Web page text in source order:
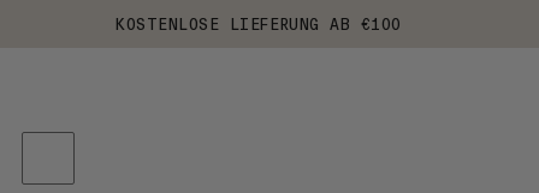
KOSTENLOSE LIEFERUNG AB €100